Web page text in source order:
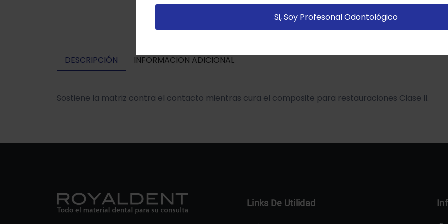
DESCRIPCIÓN INFORMACION ADICIONAL
Sostiene la matriz contra el contacto mientras cura el composite para restauraciones Clase II.
Links De Utilidad
Si, Soy Profesonal Odontológico